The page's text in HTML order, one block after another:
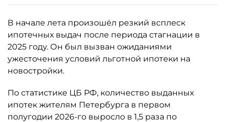
В начале лета произошёл резкий всплеск
ипотечных выдач после периода стагнации в
2025 году. Он был вызван ожиданиями
ужесточения условий льготной ипотеки на
новостройки.
По статистике ЦБ РФ, количество выданных
ипотек жителям Петербурга в первом
полугодии 2026-го выросло в 1,5 раза по